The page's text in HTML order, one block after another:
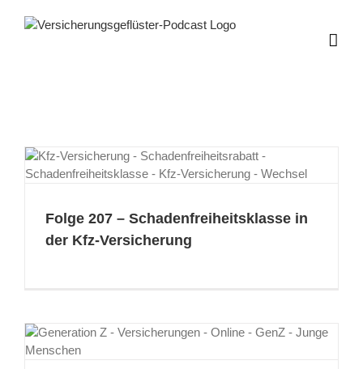
Inhalt
Folge 207 – Schadenfreiheitsklasse in
der Kfz-Versicherung